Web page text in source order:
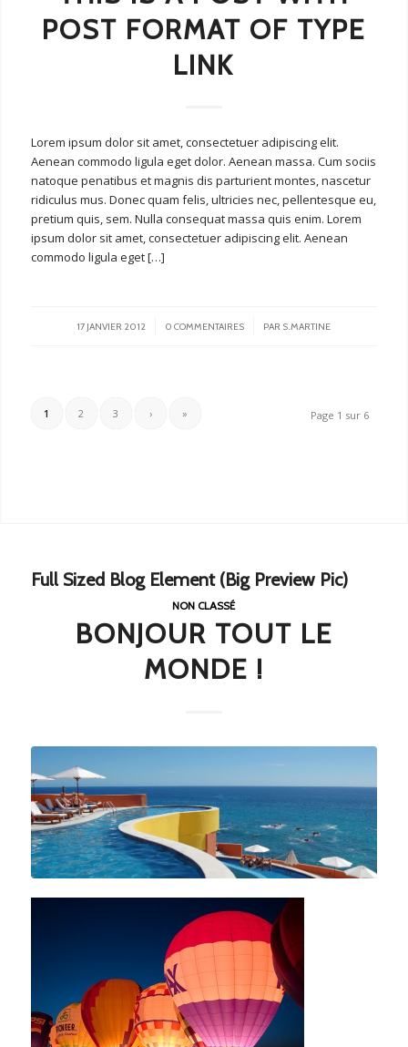
POST FORMAT OF TYPE
LINK
Lorem ipsum dolor sit amet, consectetuer adipiscing elit.
Aenean commodo ligula eget dolor. Aenean massa. Cum sociis
natoque penatibus et magnis dis parturient montes, nascetur
ridiculus mus. Donec quam felis, ultricies nec, pellentesque eu,
pretium quis, sem. Nulla consequat massa quis enim. Lorem
ipsum dolor sit amet, consectetuer adipiscing elit. Aenean
commodo ligula eget […]
17 JANVIER 2012
/ 0 COMMENTAIRES
/ PAR S.MARTINE
Page 1 sur 6
1 2 3 › »
Full Sized Blog Element (Big Preview Pic)
NON CLASSÉ
BONJOUR TOUT LE
MONDE !